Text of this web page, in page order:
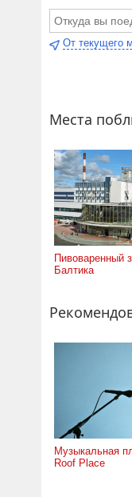
От текущего
Места
Пивоваренный
Балтика
Музыкальная
Roof Place